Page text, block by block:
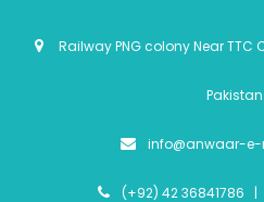
Railway PNG colony Near TTC
Pakistan.
info@anwaar-
(+92) 42 36841786 |